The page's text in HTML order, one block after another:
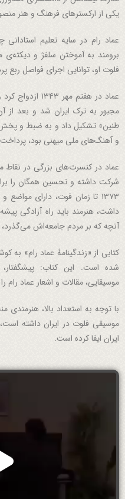
یکی از ارکستر‌های فرهنگ و هنر
عماد رام در سایه تعلیم
برومند به آموختن سلفژ و
فلوت او، توانایی اجرای فواصل ربع
مجبور به ترک ایران شد و بعد از
طنین» تشکیل داد و به ضبط و پخش
و آهنگ‌های ملی میهنی بود،
عماد در کنسرت‌های بزرگی در نقاط
شرکت داشته و تحسین همگان را
۱۳۷۳ تا زمان فوت، دارای
داشت، هنرمند باید راه آزادگی
آنچه که بر مردم جامعه‌اش می‌گذرد،
شده است. این کتاب: پیشگفتار،
موسیقایی، مقالات و اشعار عماد رام
با توجه به استعداد بالا، هنرمندی
موسیقی فلوت در ایران داشته
ایران ایفا کرده است.